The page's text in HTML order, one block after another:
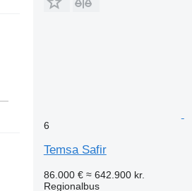
6
Temsa Safir
86.000 € ≈ 642.900 kr.
Regionalbus